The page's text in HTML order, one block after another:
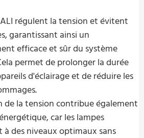
régulent la tension et évitent
garantissant ainsi un
efficace et sûr du système
permet de prolonger la durée
d'éclairage et de réduire les
de la tension contribue également
car les lampes
des niveaux optimaux sans